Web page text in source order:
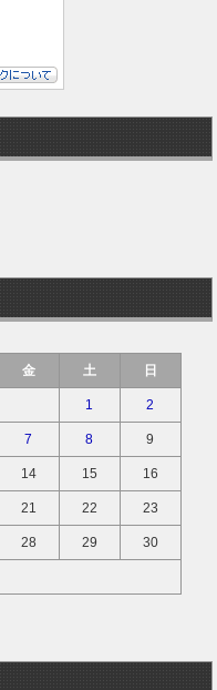
金 土 日
1 2
7 8 9
14 15 16
21 22 23
28 29 30